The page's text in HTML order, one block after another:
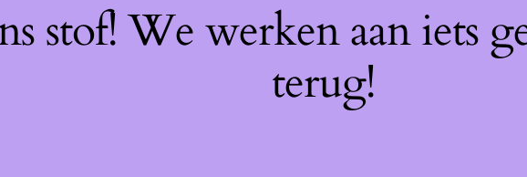
stof! We werken aan iets
terug!